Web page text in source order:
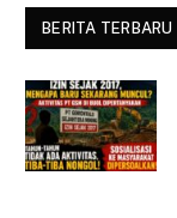
BERITA TERBARU